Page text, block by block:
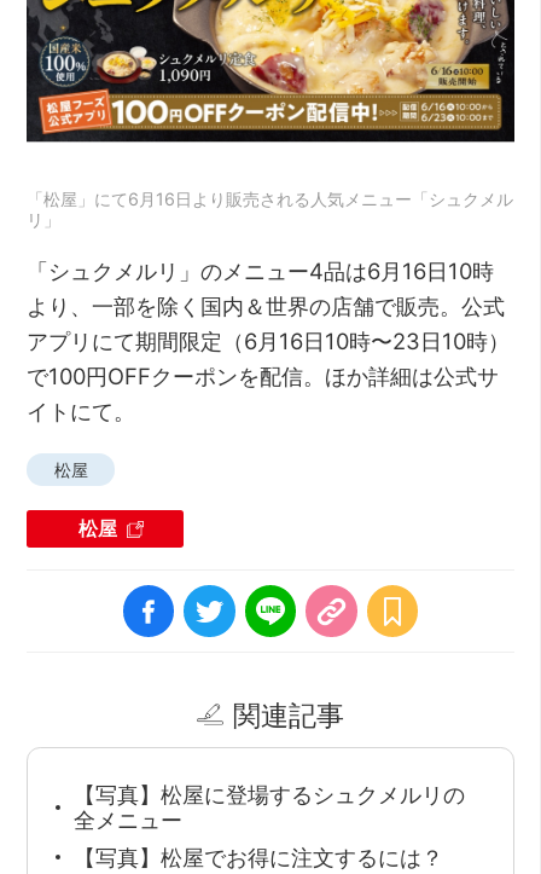
「松屋」にて6月16日より販売される人気メニュー「シュクメル
リ」
「シュクメルリ」のメニュー4品は6月16日10時
より、一部を除く国内＆世界の店舗で販売。公式
アプリにて期間限定（6月16日10時〜23日10時）
で100円OFFクーポンを配信。ほか詳細は公式サ
イトにて。
松屋
松屋
関連記事
【写真】松屋に登場するシュクメルリの
全メニュー
【写真】松屋でお得に注文するには？